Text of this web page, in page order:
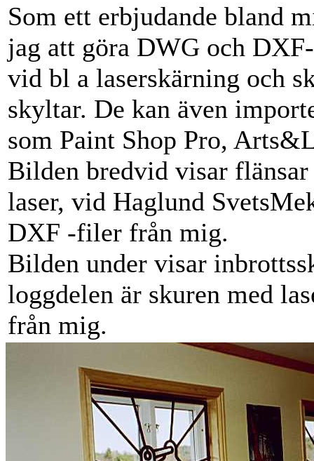
Som ett erbjudande bland
jag att göra DWG och
vid bl a laserskärning och
skyltar. De kan även
som Paint Shop Pro,
Bilden bredvid visar
laser, vid Haglund
DXF -filer från mig.
Bilden under visar
loggdelen är skuren med
från mig.